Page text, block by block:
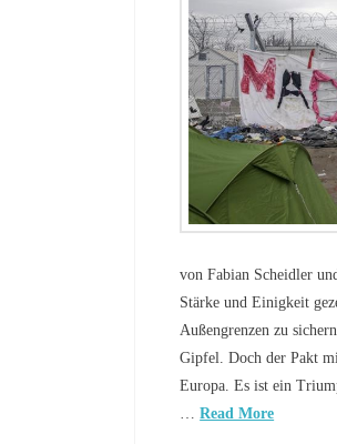
von Fabian Scheidler
Stärke und Einigkeit
Außengrenzen zu
Gipfel. Doch der Pakt
Europa. Es ist ein
…Read More